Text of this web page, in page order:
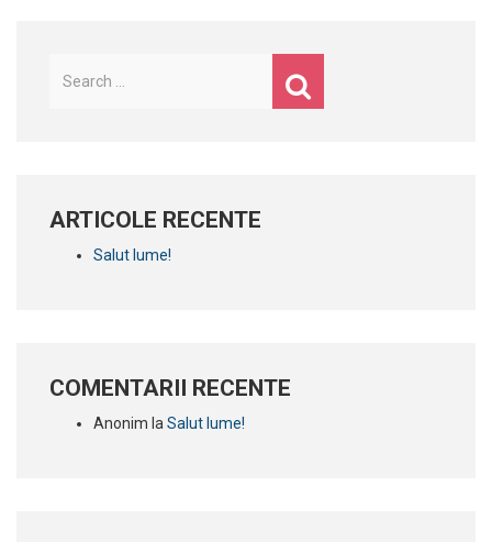
după:
ARTICOLE RECENTE
Salut lume!
COMENTARII RECENTE
Anonim la Salut lume!